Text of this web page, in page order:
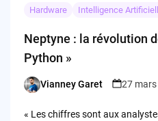
Hardware Intelligence
Neptyne : la révolution
Python »
Posted
Vianney Garet 27
« Les chiffres sont aux